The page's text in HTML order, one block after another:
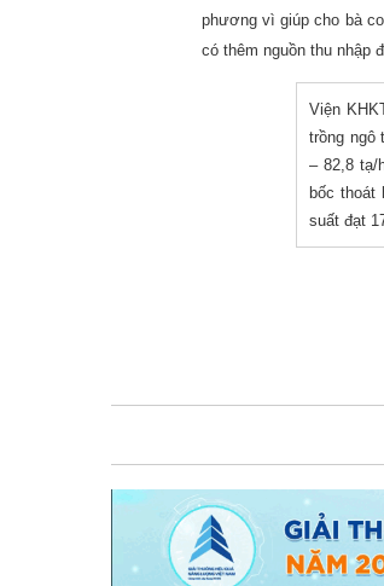
phương vì giúp cho bà
có thêm nguồn thu nhập
Viện
trồng ngô
– 82,8 tạ/
bốc thoát
suất đạt